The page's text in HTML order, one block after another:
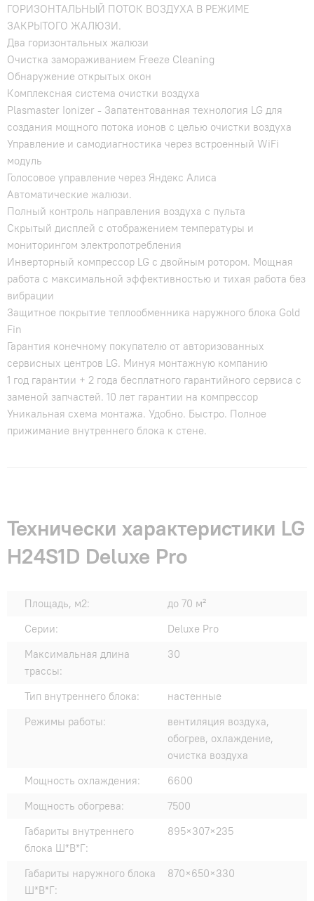
ГОРИЗОНТАЛЬНЫЙ ПОТОК ВОЗДУХА В РЕЖИМЕ
ЗАКРЫТОГО ЖАЛЮЗИ.
Два горизонтальных жалюзи
Очистка замораживанием Freeze Cleaning
Обнаружение открытых окон
Комплексная система очистки воздуха
Plasmaster Ionizer - Запатентованная технология LG для
создания мощного потока ионов с целью очистки воздуха
Управление и самодиагностика через встроенный WiFi
модуль
Голосовое управление через Яндекс Алиса
Автоматические жалюзи.
Полный контроль направления воздуха с пульта
Скрытый дисплей с отображением температуры и
мониторингом электропотребления
Инверторный компрессор LG с двойным ротором. Мощная
работа с максимальной эффективностью и тихая работа без
вибрации
Защитное покрытие теплообменника наружного блока Gold
Fin
Гарантия конечному покупателю от авторизованных
сервисных центров LG. Минуя монтажную компанию
1 год гарантии + 2 года бесплатного гарантийного сервиса с
заменой запчастей. 10 лет гарантии на компрессор
Уникальная схема монтажа. Удобно. Быстро. Полное
прижимание внутреннего блока к стене.
Технически характеристики LG
H24S1D Deluxe Pro
Площадь, м2:
до 70 м²
Серии:
Deluxe Pro
Максимальная длина
трассы:
30
Тип внутреннего блока:
настенные
Режимы работы:
вентиляция воздуха,
обогрев, охлаждение,
очистка воздуха
Мощность охлаждения:
6600
Мощность обогрева:
7500
Габариты внутреннего
блока Ш*В*Г:
895×307×235
Габариты наружного блока
Ш*В*Г:
870×650×330